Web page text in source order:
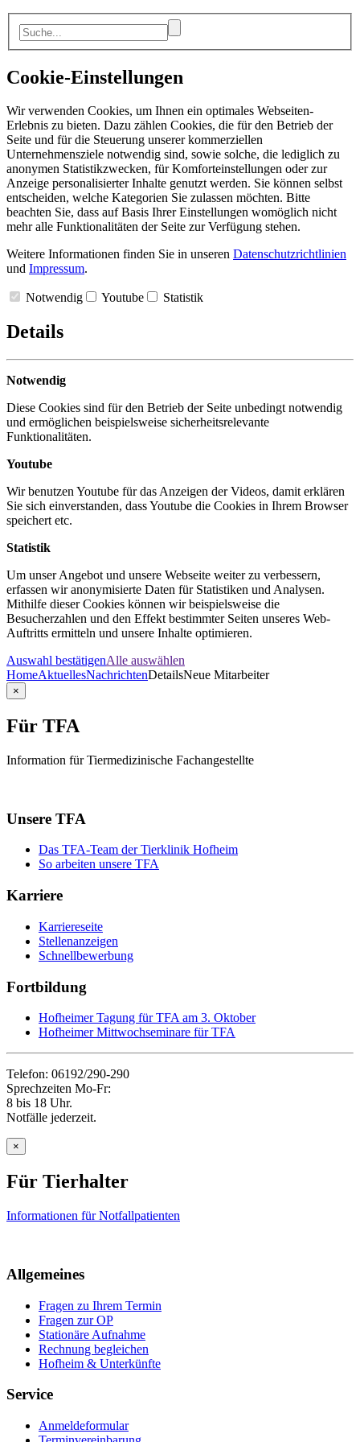
Cookie-Einstellungen
Wir verwenden Cookies, um Ihnen ein optimales Webseiten-
Erlebnis zu bieten. Dazu zählen Cookies, die für den Betrieb der
Seite und für die Steuerung unserer kommerziellen
Unternehmensziele notwendig sind, sowie solche, die lediglich zu
anonymen Statistikzwecken, für Komforteinstellungen oder zur
Anzeige personalisierter Inhalte genutzt werden. Sie können selbst
entscheiden, welche Kategorien Sie zulassen möchten. Bitte
beachten Sie, dass auf Basis Ihrer Einstellungen womöglich nicht
mehr alle Funktionalitäten der Seite zur Verfügung stehen.
Weitere Informationen finden Sie in unseren Datenschutzrichtlinien
und Impressum.
Notwendig Youtube Statistik
Details
Notwendig
Diese Cookies sind für den Betrieb der Seite unbedingt notwendig
und ermöglichen beispielsweise sicherheitsrelevante
Funktionalitäten.
Youtube
Wir benutzen Youtube für das Anzeigen der Videos, damit erklären
Sie sich einverstanden, dass Youtube die Cookies in Ihrem Browser
speichert etc.
Statistik
Um unser Angebot und unsere Webseite weiter zu verbessern,
erfassen wir anonymisierte Daten für Statistiken und Analysen.
Mithilfe dieser Cookies können wir beispielsweise die
Besucherzahlen und den Effekt bestimmter Seiten unseres Web-
Auftritts ermitteln und unsere Inhalte optimieren.
Auswahl bestätigenAlle auswählen
HomeAktuellesNachrichtenDetailsNeue Mitarbeiter
×
Für TFA
Information für Tiermedizinische Fachangestellte
Unsere TFA
Das TFA-Team der Tierklinik Hofheim
So arbeiten unsere TFA
Karriere
Karriereseite
Stellenanzeigen
Schnellbewerbung
Fortbildung
Hofheimer Tagung für TFA am 3. Oktober
Hofheimer Mittwochseminare für TFA
Telefon: 06192/290-290
Sprechzeiten Mo-Fr:
8 bis 18 Uhr.
Notfälle jederzeit.
×
Für Tierhalter
Informationen für Notfallpatienten
Allgemeines
Fragen zu Ihrem Termin
Fragen zur OP
Stationäre Aufnahme
Rechnung begleichen
Hofheim & Unterkünfte
Service
Anmeldeformular